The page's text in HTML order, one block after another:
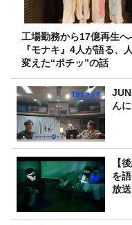
工場勤務から17億再生
『モナキ』4人が語る、
変えた“ポチッ”の話
ん
【
を
放送